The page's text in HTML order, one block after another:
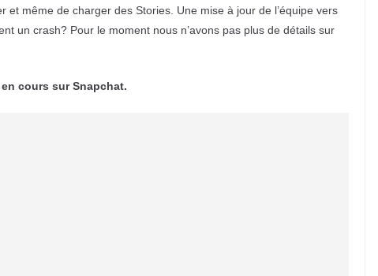
et même de charger des Stories. Une mise à jour de l’équipe vers
un crash? Pour le moment nous n’avons pas plus de détails sur
cours sur Snapchat.